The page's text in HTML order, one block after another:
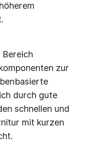
zur
durch gute
schnellen und
mit kurzen